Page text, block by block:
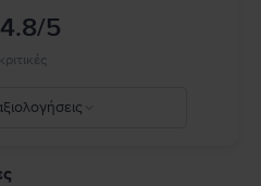
τη χρήση κινητών συσκευών ή
καλωδίων ή προσαρμογέων ή η
να προκαλέσει πυρκαγιά,
στο iPhone ή σε άλλη περιουσία.
4.8/5
4